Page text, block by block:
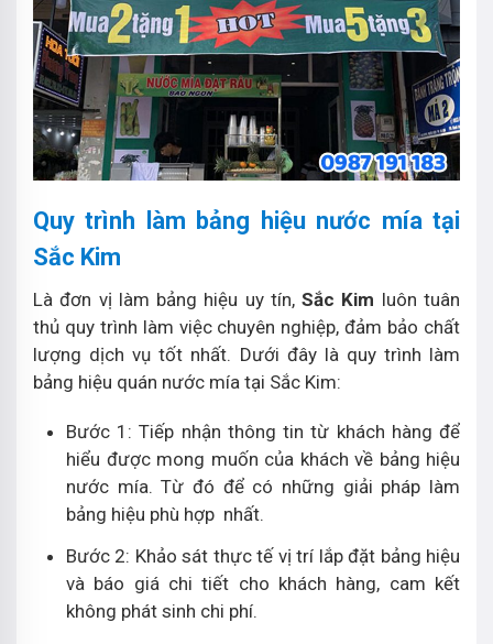
Quy trình làm bảng hiệu nước mía tại
Sắc Kim
Là đơn vị làm bảng hiệu uy tín,Sắc Kim luôn tuân
thủ quy trình làm việc chuyên nghiệp, đảm bảo chất
lượng dịch vụ tốt nhất. Dưới đây là quy trình làm
bảng hiệu quán nước mía tại Sắc Kim:
Bước 1: Tiếp nhận thông tin từ khách hàng để
hiểu được mong muốn của khách về bảng hiệu
nước mía. Từ đó để có những giải pháp làm
bảng hiệu phù hợp nhất.
Bước 2: Khảo sát thực tế vị trí lắp đặt bảng hiệu
và báo giá chi tiết cho khách hàng, cam kết
không phát sinh chi phí.